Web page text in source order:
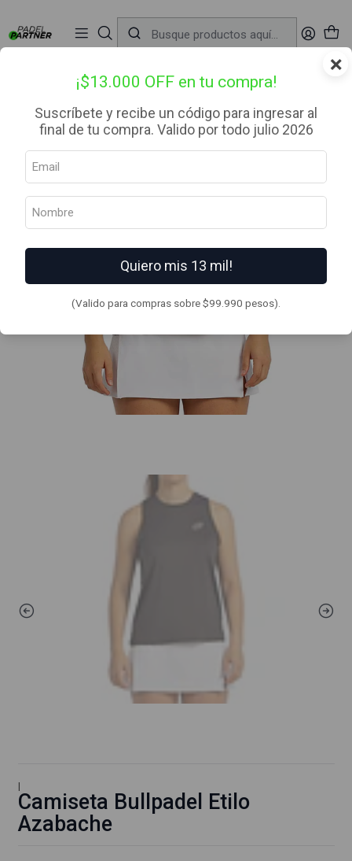
×
¡$13.000 OFF en tu compra!
Suscríbete y recibe un código para ingresar al
final de tu compra. Valido por todo julio 2026
Quiero mis 13 mil!
(Valido para compras sobre $99.990 pesos).
📦 Envío Gratis desde $99.990 — Entrega en RM el mismo día🔥Compra
antes de las 12:00 hrs (día hábil) y recibe hoy mismo.
|
Camiseta Bullpadel Etilo
Azabache